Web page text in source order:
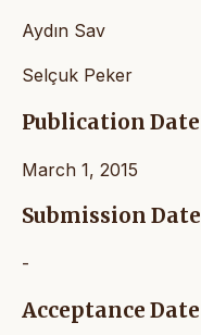
Aydın Sav
Selçuk Peker
Publication Date
March 1, 2015
Submission Date
-
Acceptance Date